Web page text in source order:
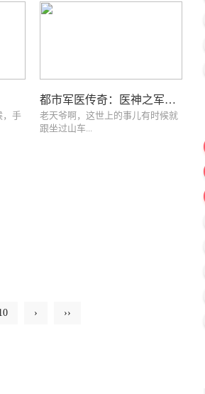
，手
都市军医传奇：医神之军武至尊的救赎之路
老天爷啊，这世上的事儿有时候就
跟坐过山车...
› ››